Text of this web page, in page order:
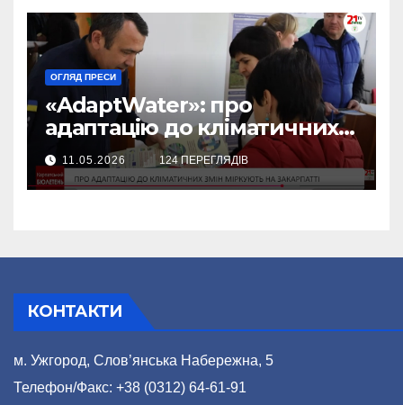
ОГЛЯД ПРЕСИ
«AdaptWater»: про
адаптацію до кліматичних
змін міркують на Закарпатті
(відео)
11.05.2026 124 ПЕРЕГЛЯДІВ
КОНТАКТИ
м. Ужгород, Слов’янська Набережна, 5
Телефон/Факс: +38 (0312) 64-61-91